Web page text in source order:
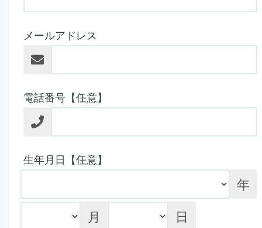
メールアドレス
電話番号【任意】
生年月日【任意】
年
月
日